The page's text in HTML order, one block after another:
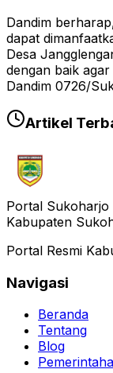
Dandim
dapat
Desa
dengan baik
Dandim 0726/
Artikel
Portal Sukoharjo
Kabupaten
Portal Resmi
Navigasi
Beranda
Tentang
Blog